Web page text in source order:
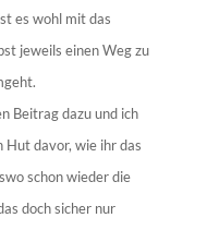
es wohl mit das
jeweils einen Weg zu
Beitrag dazu und ich
Hut davor, wie ihr das
schon wieder die
doch sicher nur